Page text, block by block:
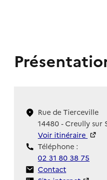
Rue de Tierceville
14480 - Creully sur
Voir itinéraire
Téléphone :
02 31 80 38 75
Contact
Contact